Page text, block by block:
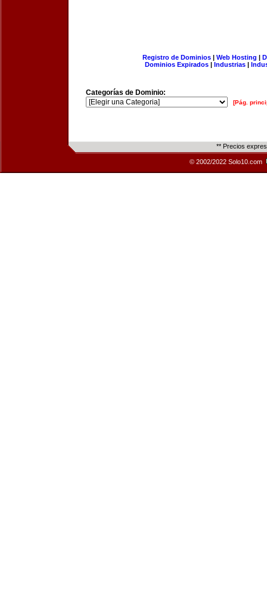
Registro de Dominios| Web Hosting |
Dominios Expirados | Industrias |
Categorías de Dominio:
[Pág.
** Precios
© 2002/2022 Solo10.com